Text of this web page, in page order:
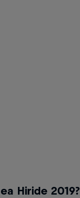
Hiride 2019?